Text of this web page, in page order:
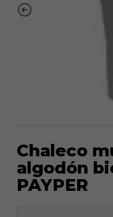
Chaleco
algodón
PAYPER